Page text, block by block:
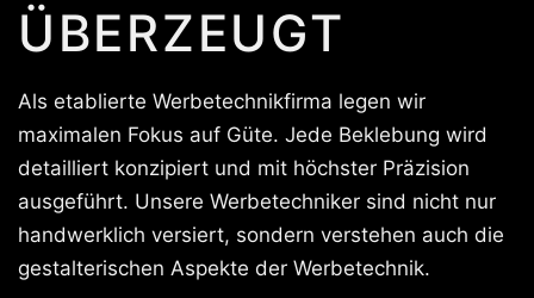
ÜBERZEUGT
Als etablierte Werbetechnikfirma legen wir
maximalen Fokus auf Güte. Jede Beklebung wird
detailliert konzipiert und mit höchster Präzision
ausgeführt. Unsere Werbetechniker sind nicht nur
handwerklich versiert, sondern verstehen auch die
gestalterischen Aspekte der Werbetechnik.